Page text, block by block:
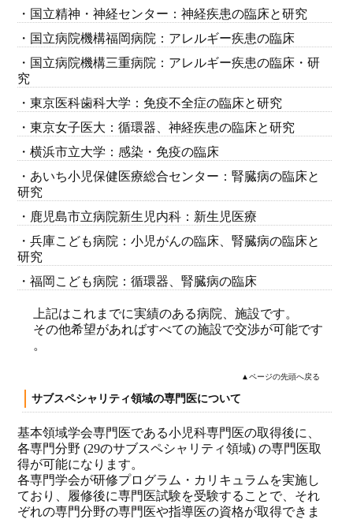
・国立精神・神経センター：神経疾患の臨床と研究
・国立病院機構福岡病院：アレルギー疾患の臨床
・国立病院機構三重病院：アレルギー疾患の臨床・研
究
・東京医科歯科大学：免疫不全症の臨床と研究
・東京女子医大：循環器、神経疾患の臨床と研究
・横浜市立大学：感染・免疫の臨床
・あいち小児保健医療総合センター：腎臓病の臨床と
研究
・鹿児島市立病院新生児内科：新生児医療
・兵庫こども病院：小児がんの臨床、腎臓病の臨床と
研究
・福岡こども病院：循環器、腎臓病の臨床
上記はこれまでに実績のある病院、施設です。
その他希望があればすべての施設で交渉が可能です
。
▲ページの先頭へ戻る
サブスペシャリティ領域の専門医について
基本領域学会専門医である小児科専門医の取得後に、
各専門分野 (29のサブスペシャリティ領域) の専門医取
得が可能になります。
各専門学会が研修プログラム・カリキュラムを実施し
ており、履修後に専門医試験を受験することで、それ
ぞれの専門分野の専門医や指導医の資格が取得できま